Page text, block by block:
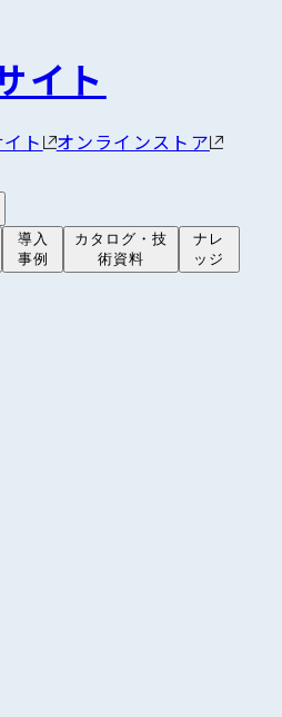
イト
ト オンラインストア
導入
事例
カタログ・技
術資料
ナレ
ッジ